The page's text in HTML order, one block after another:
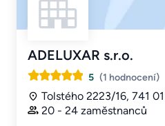
ADELUXAR s.r.o.
5 (1 hodnocení)
Tolstého 2223/16, 741
20 - 24 zaměstnanců